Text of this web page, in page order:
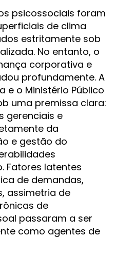
psicossociais foram
de clima
estritamente sob
No entanto, o
corporativa e
profundamente. A
e o Ministério Público
uma premissa clara:
gerenciais e
da
e gestão do
Fatores latentes
de demandas,
assimetria de
de
passaram a ser
como agentes de